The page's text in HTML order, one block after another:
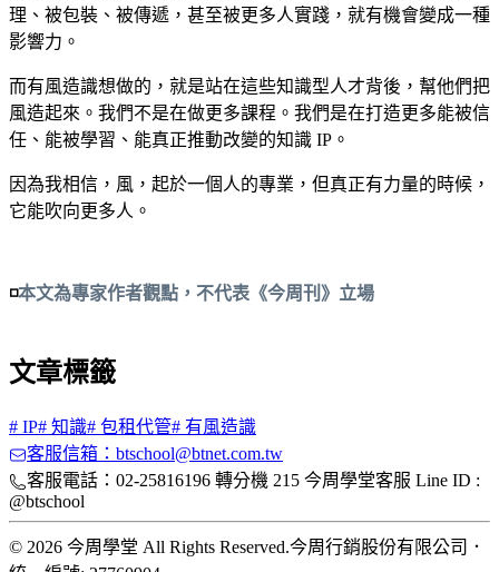
理、被包裝、被傳遞，甚至被更多人實踐，就有機會變成一種
影響力。
而有風造識想做的，就是站在這些知識型人才背後，幫他們把
風造起來。我們不是在做更多課程。我們是在打造更多能被信
任、能被學習、能真正推動改變的知識 IP。
因為我相信，風，起於一個人的專業，但真正有力量的時候，
它能吹向更多人。
◽本文為專家作者觀點，不代表《今周刊》立場
文章標籤
# IP# 知識# 包租代管# 有風造識
客服信箱：btschool@btnet.com.tw
客服電話：02-25816196 轉分機 215 今周學堂客服 Line ID :
@btschool
© 2026 今周學堂 All Rights Reserved.今周行銷股份有限公司 ．